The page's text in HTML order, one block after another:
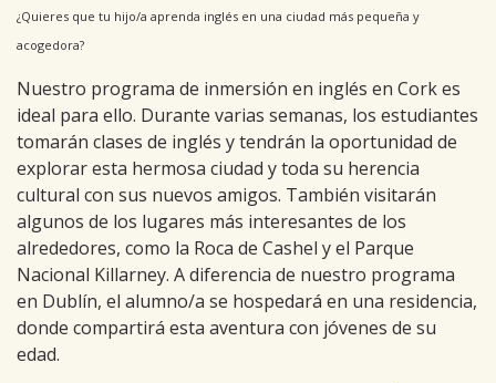
¿Quieres que tu hijo/a aprenda inglés en una ciudad más pequeña y
acogedora?
Nuestro programa de inmersión en inglés en Cork es
ideal para ello. Durante varias semanas, los estudiantes
tomarán clases de inglés y tendrán la oportunidad de
explorar esta hermosa ciudad y toda su herencia
cultural con sus nuevos amigos. También visitarán
algunos de los lugares más interesantes de los
alrededores, como la Roca de Cashel y el Parque
Nacional Killarney. A diferencia de nuestro programa
en Dublín, el alumno/a se hospedará en una residencia,
donde compartirá esta aventura con jóvenes de su
edad.